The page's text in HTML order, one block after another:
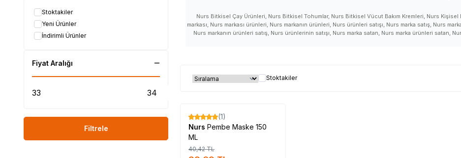
Stoktakiler
Yeni Ürünler
İndirimli Ürünler
Fiyat Aralığı
Filtrele
Nurs Bitkisel Çay Ürünleri, Nurs Bitkisel Tohumlar, Nurs Bitkisel Vücut Bakım Kremleri, Nurs Kişisel
markası, Nurs markası ürünleri, Nurs markanın ürünleri, Nurs ürünleri satışı, Nurs marka satış, Nurs
Nurs markanın ürünleri satış, Nurs ürünlerinin satışı, Nurs marka satan, Nurs marka ürünleri satan,
Nurs zararlı mı, Nurs uyarılar, Nurs yararları, Nurs yararlı mı, Nurs satış, Nurs satanlar, Nurs satış
nerede satılıyor, Nurs ürünleri nerede satılır, Nurs ürünleri nerede satılıyor, Nurs nereden alınır,
Nurs ürünü nasıl kullanılır, Nurs ürünü nerde, Nurs ürünü faydası, Nurs ürünü faydaları neler, Nurs
Stoktakiler
%17
(1)
Nurs Pembe Maske 150
ML
40,42TL